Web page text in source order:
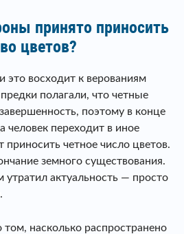
принято приносить
цветов?
это восходит к верованиям
полагали, что четные
поэтому в конце
человек переходит в иное
приносить четное число цветов.
земного существования.
утратил актуальность — просто
насколько распространено